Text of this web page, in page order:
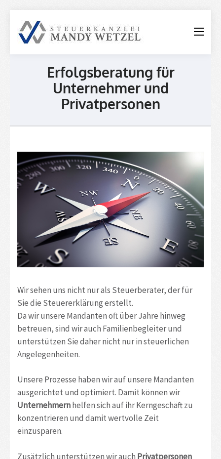
Steuerkanzlei
Wetzel
Erfolgsberatung für
Unternehmer und
Privatpersonen
Wir sehen uns nicht nur als Steuerberater, der für
Sie die Steuererklärung erstellt.
Da wir unsere Mandanten oft über Jahre hinweg
betreuen, sind wir auch Familienbegleiter und
unterstützen Sie daher nicht nur in steuerlichen
Angelegenheiten.
Unsere Prozesse haben wir auf unsere Mandanten
ausgerichtet und optimiert. Damit können wir
Unternehmernhelfen sich auf ihr Kerngeschäft zu
konzentrieren und damit wertvolle Zeit
einzusparen.
Zusätzlich unterstützen wir auch Privatpersonen